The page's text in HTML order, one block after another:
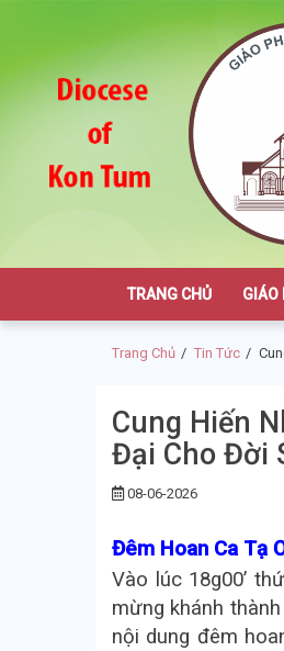
TRANG CHỦ GIÁO
Trang Chủ Tin Tức
Cung Hiến
Đại Cho Đời
08-06-2026
Đêm Hoan Ca Tạ
Vào lúc 18g00’
mừng khánh
nội dung đêm